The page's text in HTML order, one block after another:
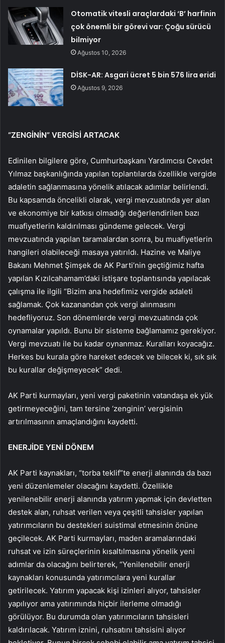
Otomatik vitesli araçlardaki ‘B’ harfinin
çok önemli bir görevi var: Çoğu sürücü
bilmiyor
Ağustos 10, 2026
DİSK-AR: Asgari ücret 5 bin 576 lira eridi
Ağustos 9, 2026
“ZENGİNİN” VERGİSİ ARTACAK
Edinilen bilgilere göre, Cumhurbaşkanı Yardımcısı Cevdet
Yılmaz başkanlığında yapılan toplantılarda özellikle vergide
adaletin sağlanmasına yönelik atılacak adımlar belirlendi.
Bu kapsamda öncelikli olarak, vergi mevzuatında yer alan
ve ekonomiye bir katkısı olmadığı değerlendirilen bazı
muafiyetlerin kaldırılması gündeme gelecek. Vergi
mevzuatında yapılan taramalardan sonra, bu muafiyetlerin
hangileri olabileceği masaya yatırıldı. Hazine ve Maliye
Bakanı Mehmet Şimşek de AK Parti’nin geçtiğimiz hafta
yapılan Kızılcahamam’daki istişare toplantısında yapılacak
çalışma ile ilgili “Bizim ana hedefimiz vergide adaleti
sağlamak. Çok kazanandan çok vergi alınmasını
hedefliyoruz. Son dönemlerde vergi mevzuatında çok
oynamalar yapıldı. Bunu bir sisteme bağlamamız gerekiyor.
Vergi mevzuatı ile bu kadar oynanmaz. Kuralları koyacağız.
Herkes bu kurala göre hareket edecek ve bilecek ki, sık sık
bu kurallar değişmeyecek” dedi.
AK Parti kurmayları, yeni vergi paketinin vatandaşa ek yük
getirmeyeceğini, tam tersine ‘zenginin’ vergisinin
artırılmasının amaçlandığını kaydetti.
ENERJİDE YENİ DÖNEM
AK Parti kaynakları, “torba teklif”te enerji alanında da bazı
yeni düzenlemeler olacağını kaydetti. Özellikle
yenilenebilir enerji alanında yatırım yapmak için devletten
destek alan, ruhsat verilen veya çeşitli tahsisler yapılan
yatırımcıların bu destekleri suistimal etmesinin önüne
geçilecek. AK Parti kurmayları, maden aramalarındaki
ruhsat ve izin süreçlerinin kısaltılmasına yönelik yeni
adımlar da olacağını belirterek, “Yenilenebilir enerji
kaynakları konusunda yatırımcılara yeni kurallar
getirilecek. Yatırım yapacak kişi izinleri alıyor, tahsisler
yapılıyor ama yatırımında hiçbir ilerleme olmadığı
görülüyor. Bu durumda olan yatırımcıların tahsisleri
kaldırılacak. Yatırım iznini, ruhsatını tahsisini alıyor